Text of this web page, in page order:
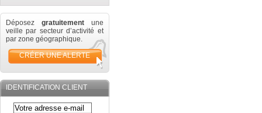
Déposez gratuitement une
veille par secteur d’activité et
par zone géographique.
CRÉER UNE ALERTE
IDENTIFICATION CLIENT